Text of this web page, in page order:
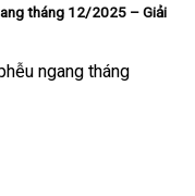
tháng 12/2025 – Giải
ngang tháng